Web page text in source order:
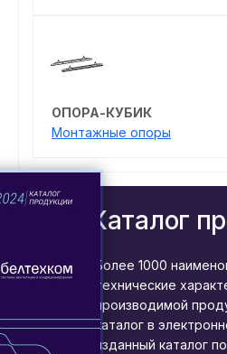
ОПОРА-КУБИК
Монтажные опоры
Каталог
Более 1000
технические
производимой
каталог в
изданный каталог